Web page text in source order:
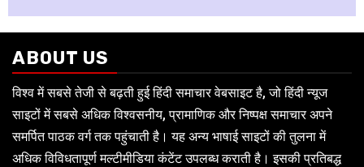
ABOUT US
विश्व में सबसे तेजी से बढ़ती हुई हिंदी समाचार वेबसाइट है, जो हिंदी न्यूज
साइटों में सबसे अधिक विश्वसनीय, प्रामाणिक और निष्पक्ष समाचार अपने
समर्पित पाठक वर्ग तक पहुंचाती है। यह अन्य भाषाई साइटों की तुलना में
अधिक विविधतापूर्ण मल्टीमीडिया कंटेंट उपलब्ध कराती है। इसकी प्रतिबद्ध